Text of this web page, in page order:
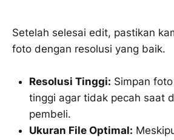
Setelah selesai edit, pastikan
foto dengan resolusi yang baik.
Resolusi Tinggi: Simpan
tinggi agar tidak pecah saat
pembeli.
Ukuran File Optimal: